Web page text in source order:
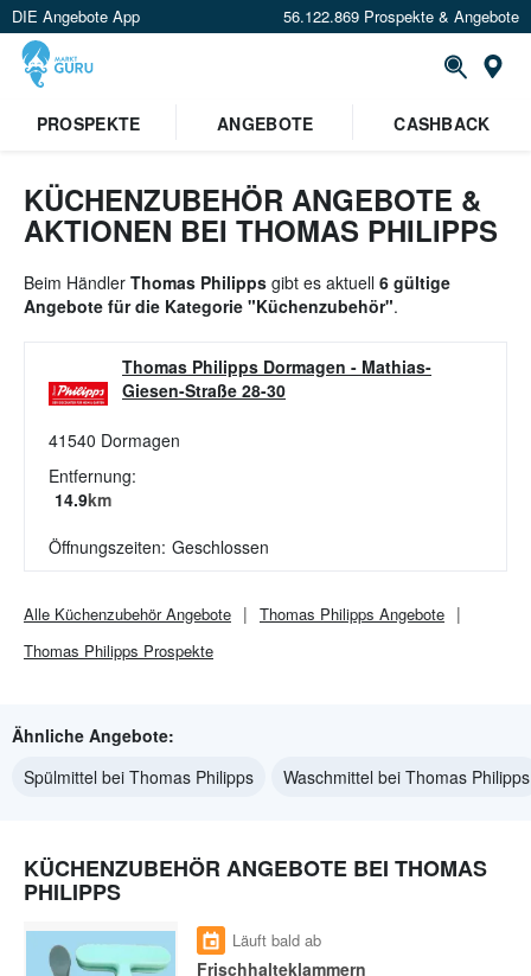
DIE Angebote App 56.122.869 Prospekte & Angebote
Standort festlegen
PROSPEKTE ANGEBOTE CASHBACK
KÜCHENZUBEHÖR ANGEBOTE &
AKTIONEN BEI THOMAS PHILIPPS
Beim Händler Thomas Philipps gibt es aktuell 6 gültige
Angebote für die Kategorie "Küchenzubehör".
Thomas Philipps Dormagen - Mathias-
Giesen-Straße 28-30
41540 Dormagen
Entfernung:
14.9km
Öffnungszeiten: Geschlossen
Alle KüchenzubehörAngebote Thomas Philipps Angebote
Thomas Philipps Prospekte
Ähnliche Angebote:
Spülmittel bei Thomas Philipps
Waschmittel bei Thomas Philipps
KÜCHENZUBEHÖR ANGEBOTE BEI THOMAS
PHILIPPS
Läuft bald ab
Frischhalteklammern